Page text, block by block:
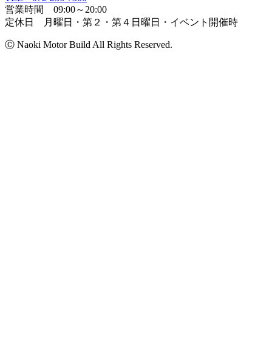
営業時間 09:00～20:00
定休日 月曜日・第２・第４日曜日・イベント開催時
Ⓒ Naoki Motor Build All Rights Reserved.